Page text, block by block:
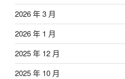
2026 年 3 月
2026 年 1 月
2025 年 12 月
2025 年 10 月